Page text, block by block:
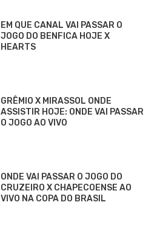
EM QUE CANAL VAI PASSAR O
JOGO DO BENFICA HOJE X
HEARTS
GRÊMIO X MIRASSOL ONDE
ASSISTIR HOJE: ONDE VAI PASSAR
O JOGO AO VIVO
ONDE VAI PASSAR O JOGO DO
CRUZEIRO X CHAPECOENSE AO
VIVO NA COPA DO BRASIL